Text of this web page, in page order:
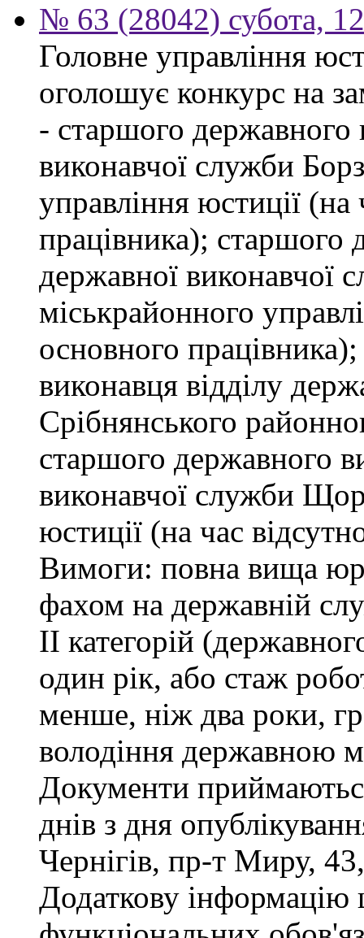
№ 63 (28042) субота,
Головне управління
оголошує конкурс на
- старшого державного
виконавчої служби
управління юстиції (на
працівника); старшого
державної виконавчої
міськрайонного
основного
виконавця відділу
Срібнянського
старшого державного
виконавчої служби
юстиції (на час
Вимоги: повна вища
фахом на державній
ІІ категорій
один рік, або стаж
менше, ніж два роки,
володіння державною
Документи
днів з дня
Чернігів, пр-т Миру,
Додаткову